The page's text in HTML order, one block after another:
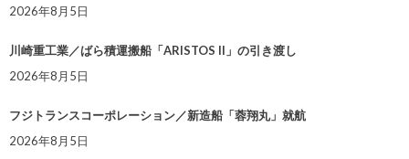
2026年8月5日
川崎重工業／ばら積運搬船「ARISTOS II」の引き渡し
2026年8月5日
フジトランスコーポレーション／新造船「蓉翔丸」就航
2026年8月5日